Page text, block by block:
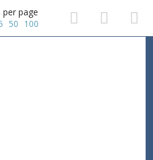
per page
50 100